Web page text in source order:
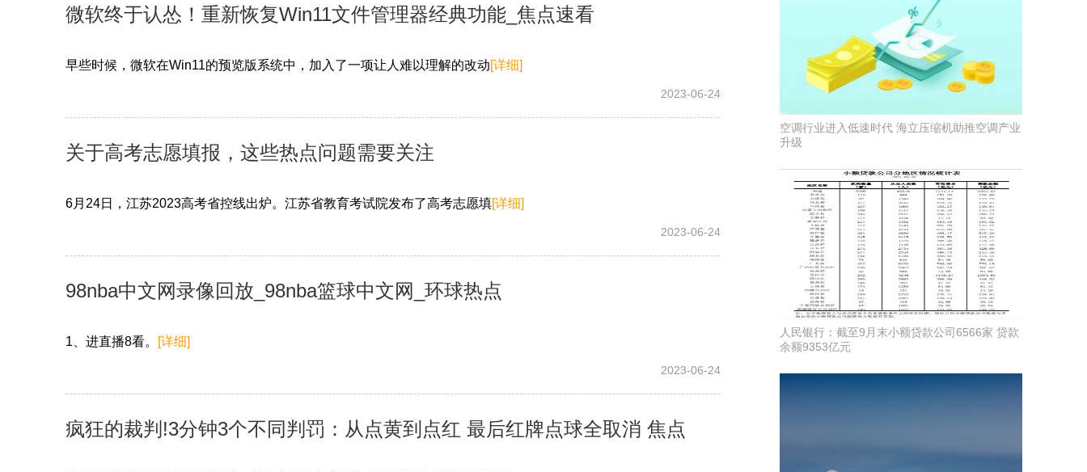
微软终于认怂！重新恢复Win11文件管理器经典功能_焦点速看
早些时候，微软在Win11的预览版系统中，加入了一项让人难以理解的改动[详细]
2023-06-24
关于高考志愿填报，这些热点问题需要关注
6月24日，江苏2023高考省控线出炉。江苏省教育考试院发布了高考志愿填[详细]
2023-06-24
98nba中文网录像回放_98nba篮球中文网_环球热点
1、进直播8看。 [详细]
2023-06-24
疯狂的裁判!3分钟3个不同判罚：从点黄到点红 最后红牌点球全取消 焦点
空调行业进入低速时代 海立压缩机助推空调产业
升级
人民银行：截至9月末小额贷款公司6566家 贷款
余额9353亿元